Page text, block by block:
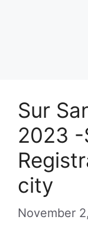
Sur
2023 -
city
November